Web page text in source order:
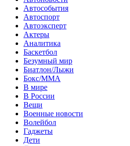
Автособытия
Автоспорт
Автоэксперт
Актеры
Аналитика
Баскетбол
Безумный мир
Биатлон/Лыжи
Бокс/MMA
В мире
В России
Вещи
Военные новости
Волейбол
Гаджеты
Дети